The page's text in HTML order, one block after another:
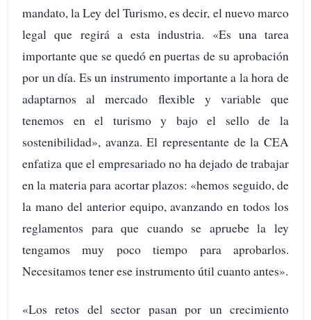
mandato, la Ley del Turismo, es decir, el nuevo marco
legal que regirá a esta industria. «Es una tarea
importante que se quedó en puertas de su aprobación
por un día. Es un instrumento importante a la hora de
adaptarnos al mercado flexible y variable que
tenemos en el turismo y bajo el sello de la
sostenibilidad», avanza. El representante de la CEA
enfatiza que el empresariado no ha dejado de trabajar
en la materia para acortar plazos: «hemos seguido, de
la mano del anterior equipo, avanzando en todos los
reglamentos para que cuando se apruebe la ley
tengamos muy poco tiempo para aprobarlos.
Necesitamos tener ese instrumento útil cuanto antes».
«Los retos del sector pasan por un crecimiento